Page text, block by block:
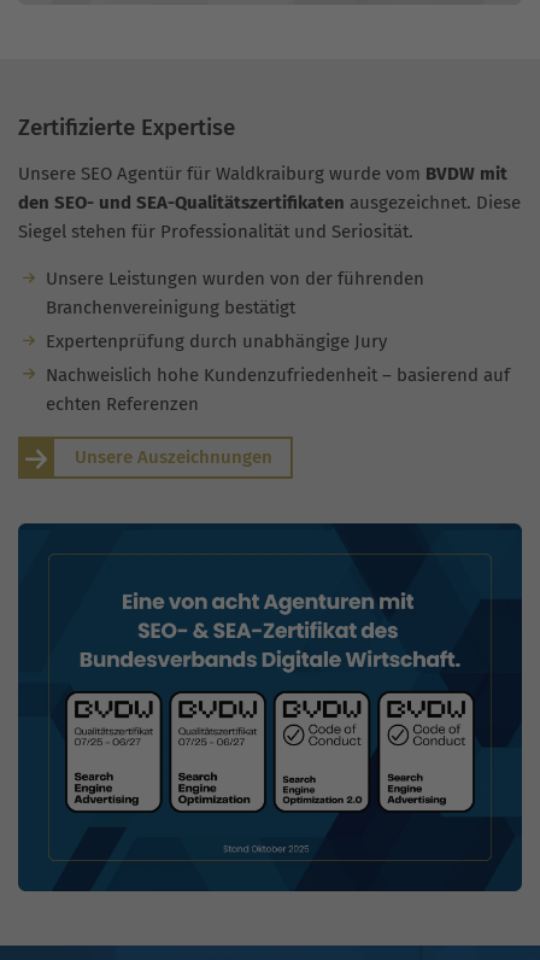
Zertifizierte Expertise
Unsere SEO Agentür für Waldkraiburg wurde vom BVDW mit
den SEO- und SEA-Qualitätszertifikaten ausgezeichnet. Diese
Siegel stehen für Professionalität und Seriosität.
Unsere Leistungen wurden von der führenden
Branchenvereinigung bestätigt
Expertenprüfung durch unabhängige Jury
Nachweislich hohe Kundenzufriedenheit – basierend auf
echten Referenzen
Unsere Auszeichnungen